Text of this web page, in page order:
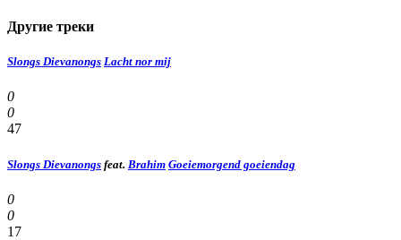
Другие треки
Slongs Dievanongs Lacht nor mij
0
0
47
Slongs Dievanongs feat. Brahim Goeiemorgend goeiendag
0
0
17